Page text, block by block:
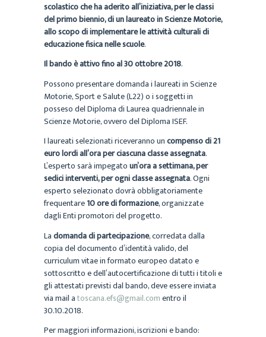
scolastico che ha aderito all’iniziativa, per le classi
del primo biennio, di un laureato in Scienze Motorie,
allo scopo di implementare le attività culturali di
educazione fisica nelle scuole.
Il bando è attivo fino al 30 ottobre 2018.
Possono presentare domanda i laureati in Scienze
Motorie, Sport e Salute (L22) o i soggetti in
posseso del Diploma di Laurea quadriennale in
Scienze Motorie, ovvero del Diploma ISEF.
I laureati selezionati riceveranno uncompenso di 21
euro lordi all’ora per ciascuna classe assegnata.
L’esperto sarà impegatoun’ora a settimana, per
sedici interventi, per ogni classe assegnata. Ogni
esperto selezionato dovrà obbligatoriamente
frequentare10 ore di formazione, organizzate
dagli Enti promotori del progetto.
Ladomanda di partecipazione, corredata dalla
copia del documento d’identità valido, del
curriculum vitae in formato europeo datato e
sottoscritto e dell’autocertificazione di tutti i titoli e
gli attestati previsti dal bando, deve essere inviata
via mail atoscana.efs@gmail.comentro il
30.10.2018.
Per maggiori informazioni, iscrizioni e bando: